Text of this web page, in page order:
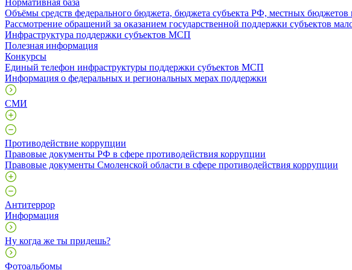
Объёмы средств федерального бюджета, бюджета субъекта РФ, местных бюджетов
Рассмотрение обращений за оказанием государственной поддержки субъектов
Инфраструктура поддержки субъектов МСП
Полезная информация
Конкурсы
Единый телефон инфраструктуры поддержки субъектов МСП
Информация о федеральных и региональных мерах поддержки
СМИ
Противодействие коррупции
Правовые документы РФ в сфере противодействия коррупции
Правовые документы Смоленской области в сфере противодействия коррупции
Антитеррор
Информация
Ну когда же ты придешь?
Фотоальбомы